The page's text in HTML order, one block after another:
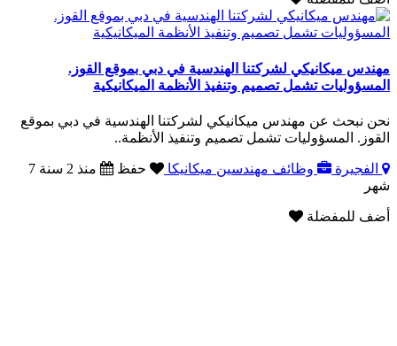
مهندس ميكانيكي لشركتنا الهندسية في دبي بموقع القوز.
المسؤوليات تشمل تصميم وتنفيذ الأنظمة الميكانيكية
نحن نبحث عن مهندس ميكانيكي لشركتنا الهندسية في دبي بموقع
القوز. المسؤوليات تشمل تصميم وتنفيذ الأنظمة..
الفجيرة وظائف مهندسين ميكانيكا حفظ
منذ 2 سنة 7
شهر
أضف للمفضلة